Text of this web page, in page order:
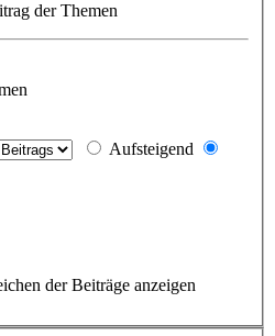
der Themen
Aufsteigend
der Beiträge anzeigen